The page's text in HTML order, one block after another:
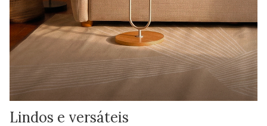
Lindos e versáteis